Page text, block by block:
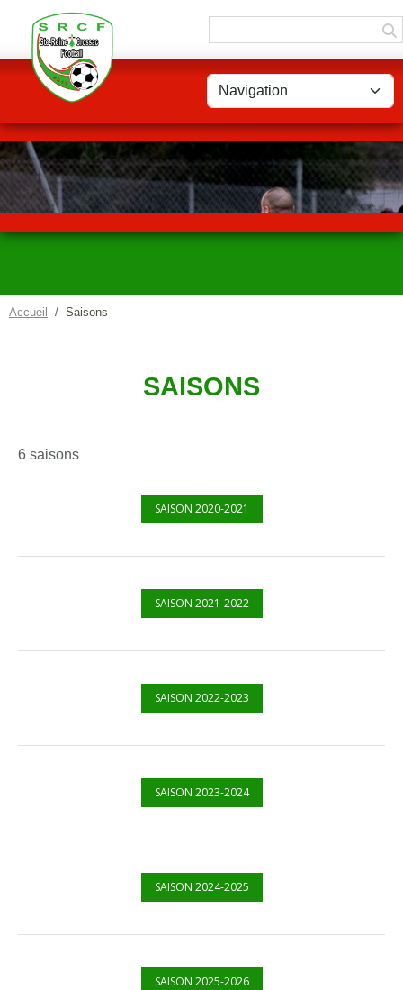
Accueil Saisons
SAISONS
6 saisons
SAISON 2020-2021
SAISON 2021-2022
SAISON 2022-2023
SAISON 2023-2024
SAISON 2024-2025
SAISON 2025-2026
Panneau de gestion des cookies